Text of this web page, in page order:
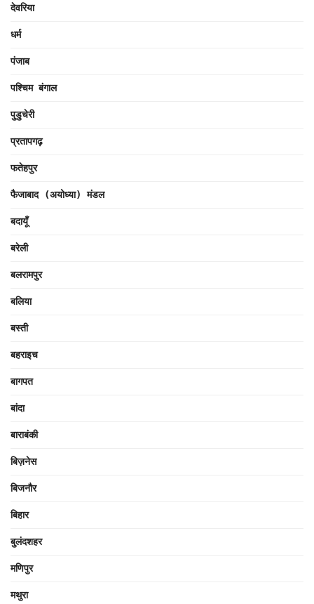
देवरिया
धर्म
पंजाब
पश्चिम बंगाल
पुडुचेरी
प्रतापगढ़
फतेहपुर
फैजाबाद (अयोध्या) मंडल
बदायूँ
बरेली
बलरामपुर
बलिया
बस्ती
बहराइच
बागपत
बांदा
बाराबंकी
बिज़नेस
बिजनौर
बिहार
बुलंदशहर
मणिपुर
मथुरा